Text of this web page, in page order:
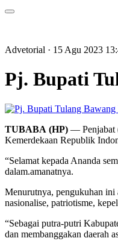
Advetorial · 15 Agu 2023
Pj. Bupati
TUBABA (HP) — Penjabat
Kemerdekaan Republik
“Selamat kepada Ananda
dalam.amanatnya.
Menurutnya, pengukuhan ini
nasionalise, patriotisme,
“Sebagai putra-putri
dan membanggakan daerah